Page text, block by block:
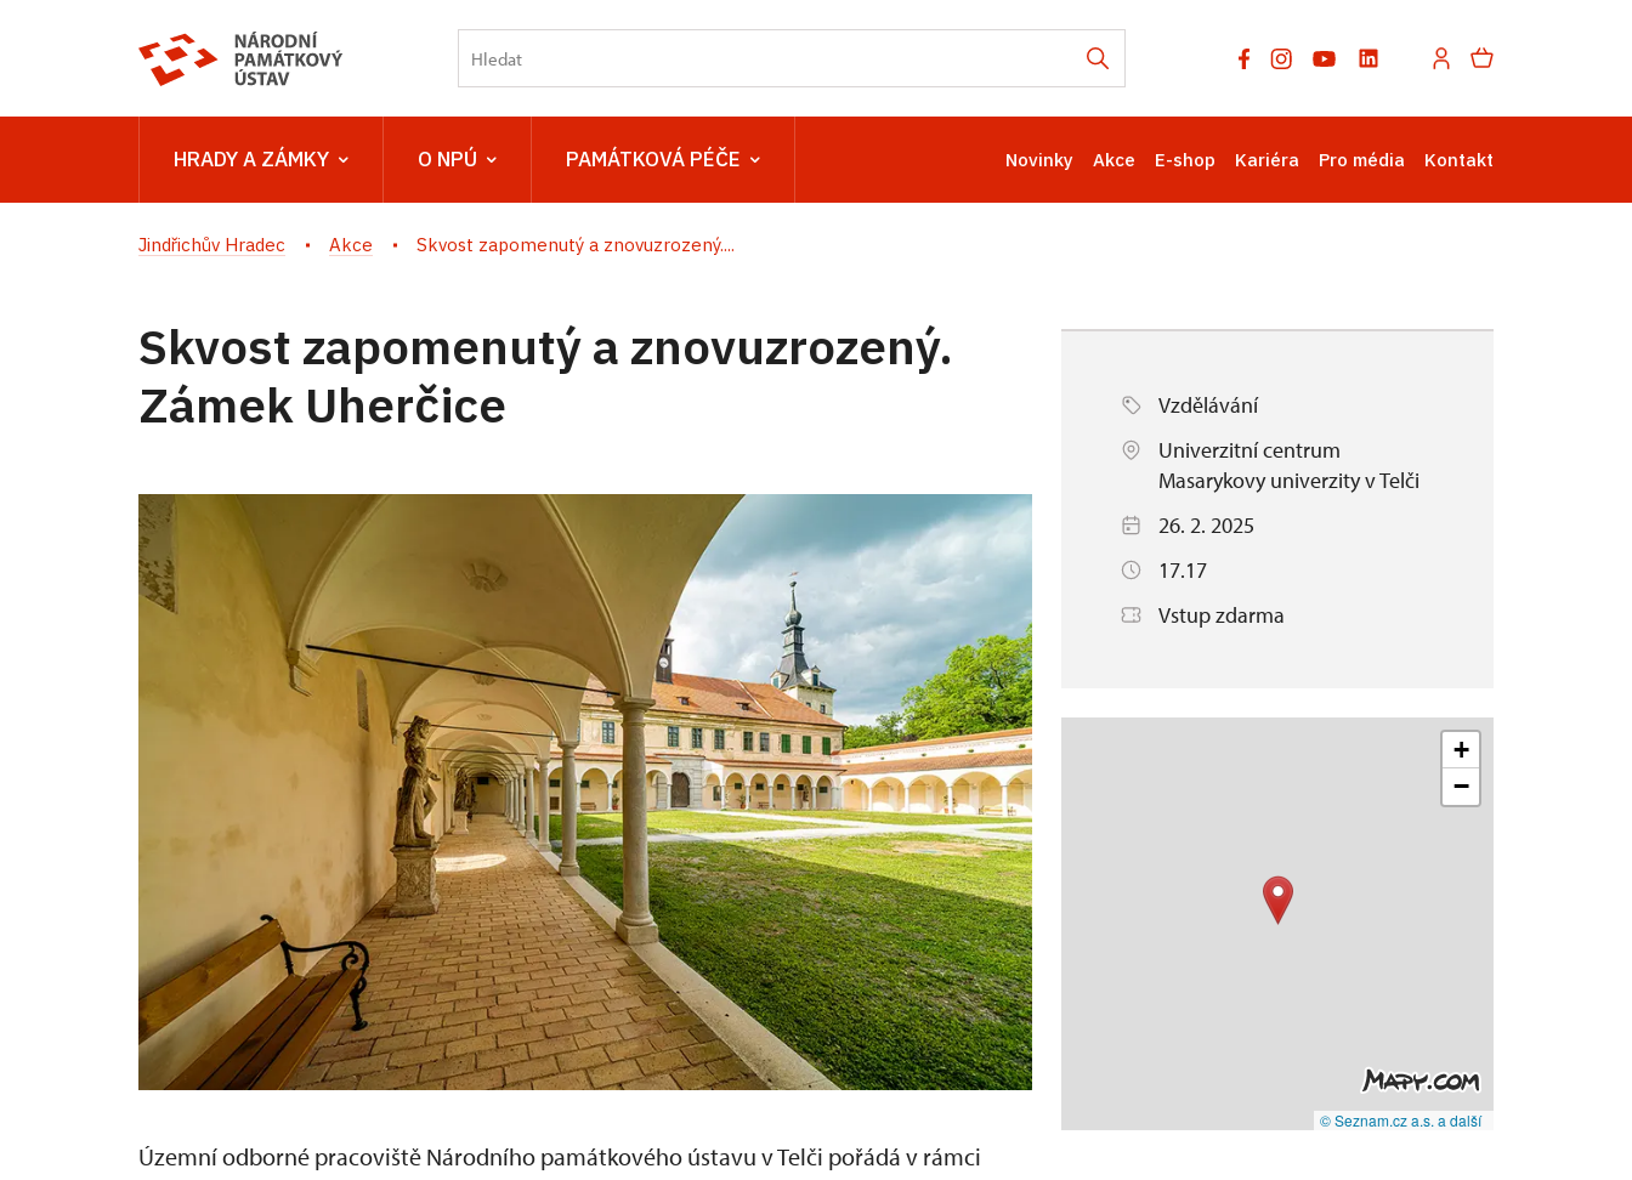
HRADY A ZÁMKY O NPÚ PAMÁTKOVÁ PÉČE Novinky Akce E-shop Kariéra Pro média Kontakt
Jindřichův Hradec Akce Skvost zapomenutý a znovuzrozený....
Skvost zapomenutý a znovuzrozený.
Zámek Uherčice
Územní odborné pracoviště Národního památkového ústavu v Telči pořádá v rámci
Vzdělávání
Univerzitní centrum
Masarykovy univerzity v Telči
26. 2. 2025
17.17
Vstup zdarma
+
−
© Seznam.cz a.s. a další